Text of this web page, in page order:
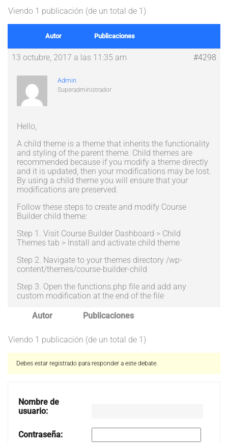
Viendo 1 publicación (de un total de 1)
Autor Publicaciones
13 octubre, 2017 a las 11:35 am #4298
Admin
Superadministrador
Hello,
A child theme is a theme that inherits the functionality
and styling of the parent theme. Child themes are
recommended because if you modify a theme directly
and it is updated, then your modifications may be lost.
By using a child theme you will ensure that your
modifications are preserved.
Follow these steps to create and modify Course
Builder child theme:
Step 1. Visit Course Builder Dashboard > Child
Themes tab > Install and activate child theme
Step 2. Navigate to your themes directory /wp-
content/themes/course-builder-child
Step 3. Open the functions.php file and add any
custom modification at the end of the file
Autor Publicaciones
Viendo 1 publicación (de un total de 1)
Debes estar registrado para responder a este debate.
Nombre de
usuario:
Contraseña: